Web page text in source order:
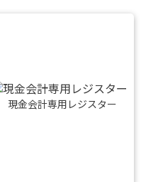
現金会計専用レジスター